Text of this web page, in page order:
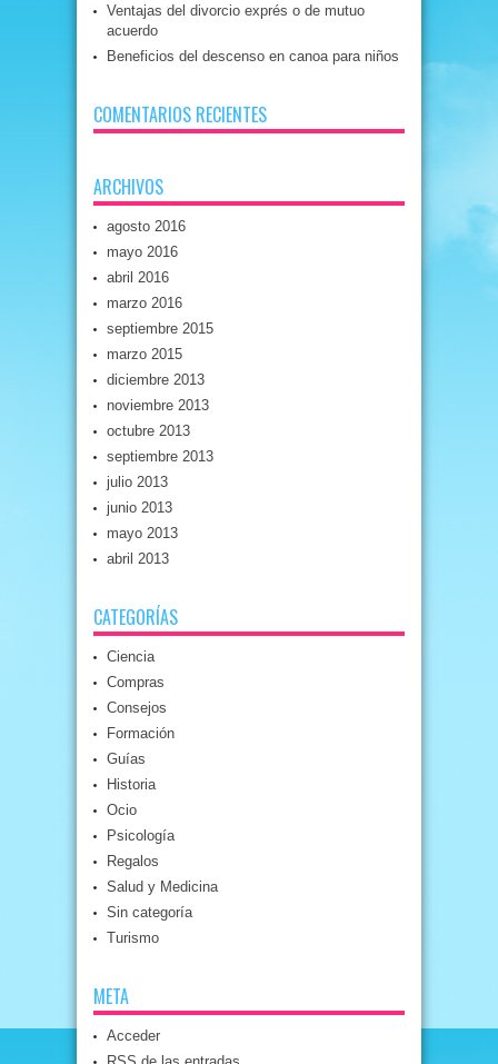
Ventajas del divorcio exprés o de mutuo
acuerdo
Beneficios del descenso en canoa para niños
COMENTARIOS RECIENTES
ARCHIVOS
agosto 2016
mayo 2016
abril 2016
marzo 2016
septiembre 2015
marzo 2015
diciembre 2013
noviembre 2013
octubre 2013
septiembre 2013
julio 2013
junio 2013
mayo 2013
abril 2013
CATEGORÍAS
Ciencia
Compras
Consejos
Formación
Guías
Historia
Ocio
Psicología
Regalos
Salud y Medicina
Sin categoría
Turismo
META
Acceder